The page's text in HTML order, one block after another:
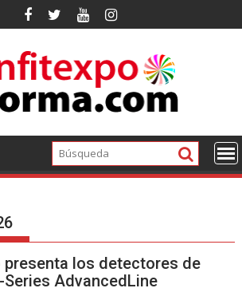
los detectores de
Series AdvancedLine